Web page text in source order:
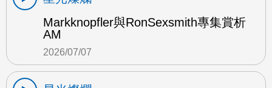
Markknopfler與RonSexsmith專集賞析
AM
2026/07/07